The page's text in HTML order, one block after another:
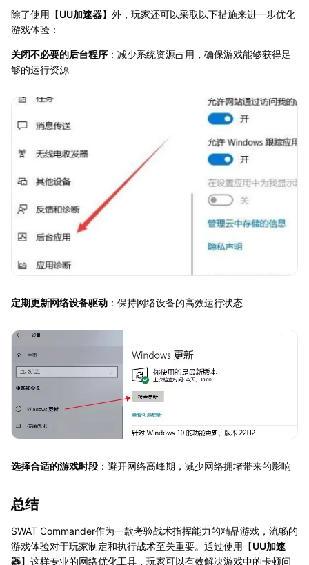
除了使用【UU加速器】外，玩家还可以采取以下措施来进一步优化
游戏体验：
关闭不必要的后台程序 ：减少系统资源占用，确保游戏能够获得足
够的运行资源
定期更新网络设备驱动 ：保持网络设备的高效运行状态
选择合适的游戏时段 ：避开网络高峰期，减少网络拥堵带来的影响
总结
SWAT Commander作为一款考验战术指挥能力的精品游戏，流畅的
游戏体验对于玩家制定和执行战术至关重要。通过使用【UU加速
器】这样专业的网络优化工具，玩家可以有效解决游戏中的卡顿问